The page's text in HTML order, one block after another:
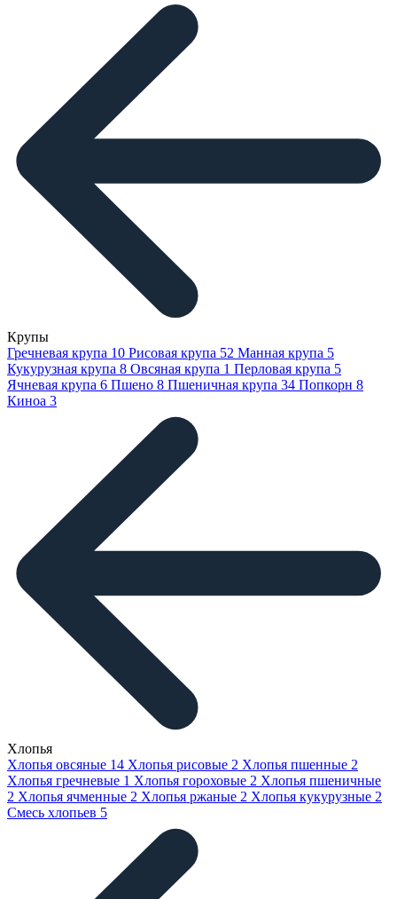
Крупы
Гречневая крупа 10 Рисовая крупа 52 Манная крупа 5
Кукурузная крупа 8 Овсяная крупа 1 Перловая крупа 5
Ячневая крупа 6 Пшено 8 Пшеничная крупа 34 Попкорн 8
Киноа 3
Хлопья
Хлопья овсяные 14 Хлопья рисовые 2 Хлопья пшенные 2
Хлопья гречневые 1 Хлопья гороховые 2 Хлопья пшеничные
2 Хлопья ячменные 2 Хлопья ржаные 2 Хлопья кукурузные 2
Смесь хлопьев 5